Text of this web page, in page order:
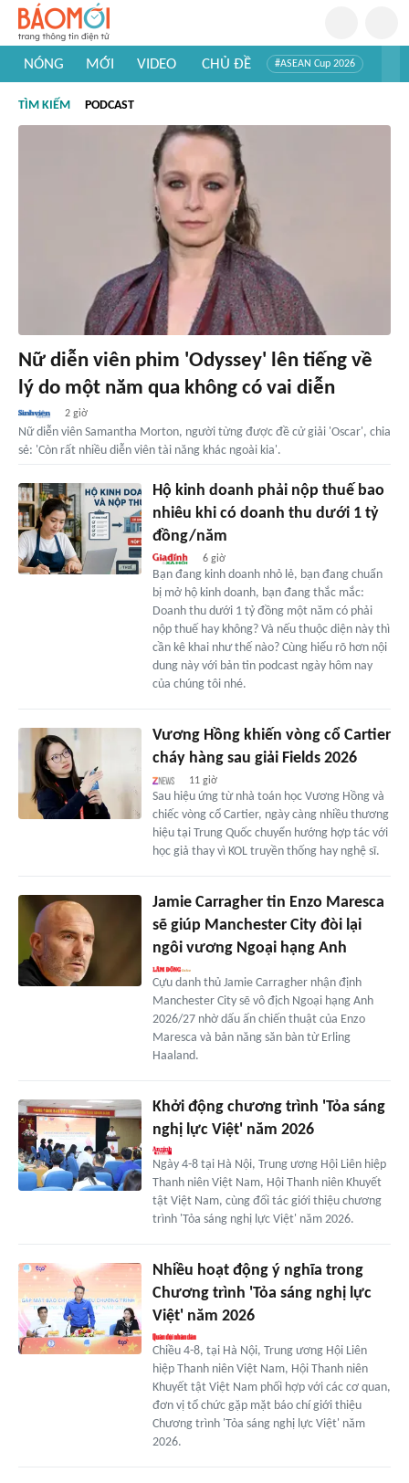
NÓNG MỚI VIDEO CHỦ ĐỀ #ASEAN Cup 2026
#Khám phá thế giới
TÌM KIẾM PODCAST
Nữ diễn viên phim 'Odyssey' lên tiếng về
lý do một năm qua không có vai diễn
2 giờ
Nữ diễn viên Samantha Morton, người từng được đề cử giải 'Oscar', chia
sẻ: 'Còn rất nhiều diễn viên tài năng khác ngoài kia'.
Hộ kinh doanh phải nộp thuế bao
nhiêu khi có doanh thu dưới 1 tỷ
đồng/năm
6 giờ
Bạn đang kinh doanh nhỏ lẻ, bạn đang chuẩn
bị mở hộ kinh doanh, bạn đang thắc mắc:
Doanh thu dưới 1 tỷ đồng một năm có phải
nộp thuế hay không? Và nếu thuộc diện này thì
cần kê khai như thế nào? Cùng hiểu rõ hơn nội
dung này với bản tin podcast ngày hôm nay
của chúng tôi nhé.
Vương Hồng khiến vòng cổ Cartier
cháy hàng sau giải Fields 2026
11 giờ
Sau hiệu ứng từ nhà toán học Vương Hồng và
chiếc vòng cổ Cartier, ngày càng nhiều thương
hiệu tại Trung Quốc chuyển hướng hợp tác với
học giả thay vì KOL truyền thống hay nghệ sĩ.
Jamie Carragher tin Enzo Maresca
sẽ giúp Manchester City đòi lại
ngôi vương Ngoại hạng Anh
Cựu danh thủ Jamie Carragher nhận định
Manchester City sẽ vô địch Ngoại hạng Anh
2026/27 nhờ dấu ấn chiến thuật của Enzo
Maresca và bản năng săn bàn từ Erling
Haaland.
Khởi động chương trình 'Tỏa sáng
nghị lực Việt' năm 2026
Ngày 4-8 tại Hà Nội, Trung ương Hội Liên hiệp
Thanh niên Việt Nam, Hội Thanh niên Khuyết
tật Việt Nam, cùng đối tác giới thiệu chương
trình 'Tỏa sáng nghị lực Việt' năm 2026.
Nhiều hoạt động ý nghĩa trong
Chương trình 'Tỏa sáng nghị lực
Việt' năm 2026
Chiều 4-8, tại Hà Nội, Trung ương Hội Liên
hiệp Thanh niên Việt Nam, Hội Thanh niên
Khuyết tật Việt Nam phối hợp với các cơ quan,
đơn vị tổ chức gặp mặt báo chí giới thiệu
Chương trình 'Tỏa sáng nghị lực Việt' năm
2026.